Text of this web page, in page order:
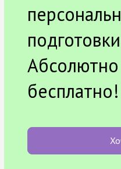
Абсолютно
бесплатно!